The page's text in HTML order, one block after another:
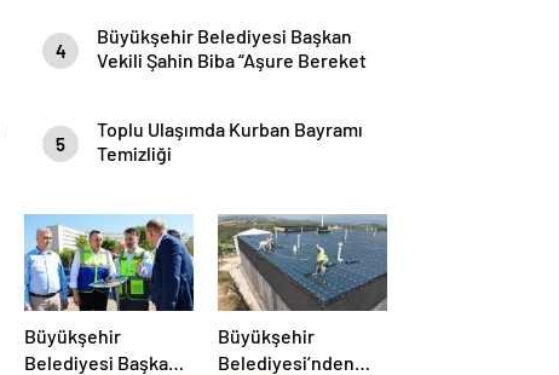
4
Büyükşehir Belediyesi Başkan
Vekili Şahin Biba “Aşure Bereket
5
Toplu Ulaşımda Kurban Bayramı
Temizliği
Büyükşehir
Belediyesi Başkan
Büyükşehir
Belediyesi’nden